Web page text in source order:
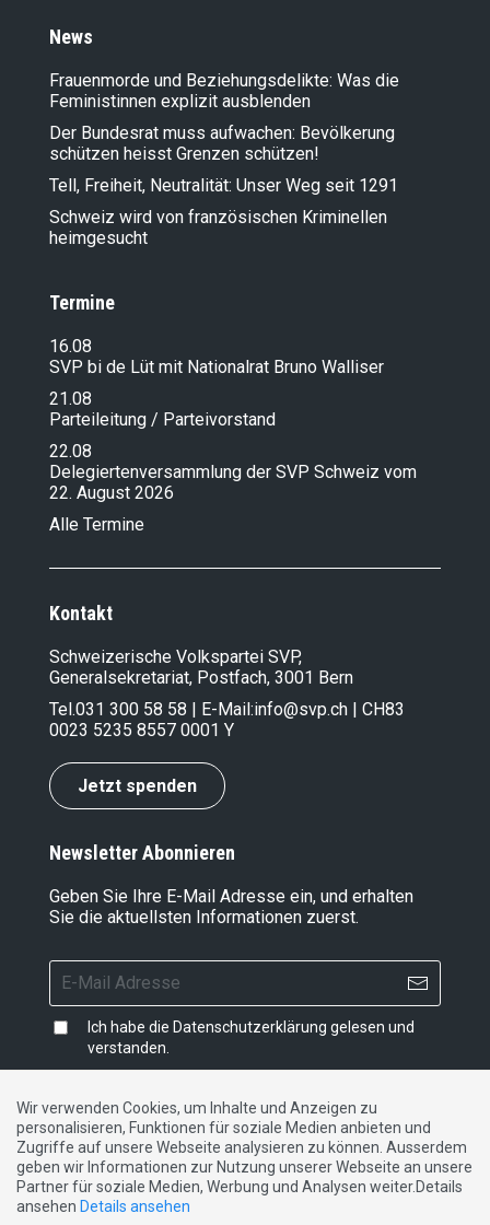
News
Frauenmorde und Beziehungsdelikte: Was die
Feministinnen explizit ausblenden
Der Bundesrat muss aufwachen: Bevölkerung
schützen heisst Grenzen schützen!
Tell, Freiheit, Neutralität: Unser Weg seit 1291
Schweiz wird von französischen Kriminellen
heimgesucht
Termine
16.08
SVP bi de Lüt mit Nationalrat Bruno Walliser
21.08
Parteileitung / Parteivorstand
22.08
Delegiertenversammlung der SVP Schweiz vom
22. August 2026
Alle Termine
Kontakt
Schweizerische Volkspartei SVP,
Generalsekretariat, Postfach, 3001 Bern
Tel.031 300 58 58 | E-Mail:info@svp.ch | CH83
0023 5235 8557 0001 Y
Jetzt spenden
Newsletter Abonnieren
Geben Sie Ihre E-Mail Adresse ein, und erhalten
Sie die aktuellsten Informationen zuerst.
Ich habe die Datenschutzerklärung gelesen und
verstanden.
Impressum |Datenschutzerklärung|Kontakt
DE FR IT
Wir verwenden Cookies, um Inhalte und Anzeigen zu
personalisieren, Funktionen für soziale Medien anbieten und
Zugriffe auf unsere Webseite analysieren zu können. Ausserdem
geben wir Informationen zur Nutzung unserer Webseite an unsere
Partner für soziale Medien, Werbung und Analysen weiter.Details
ansehen Details ansehen